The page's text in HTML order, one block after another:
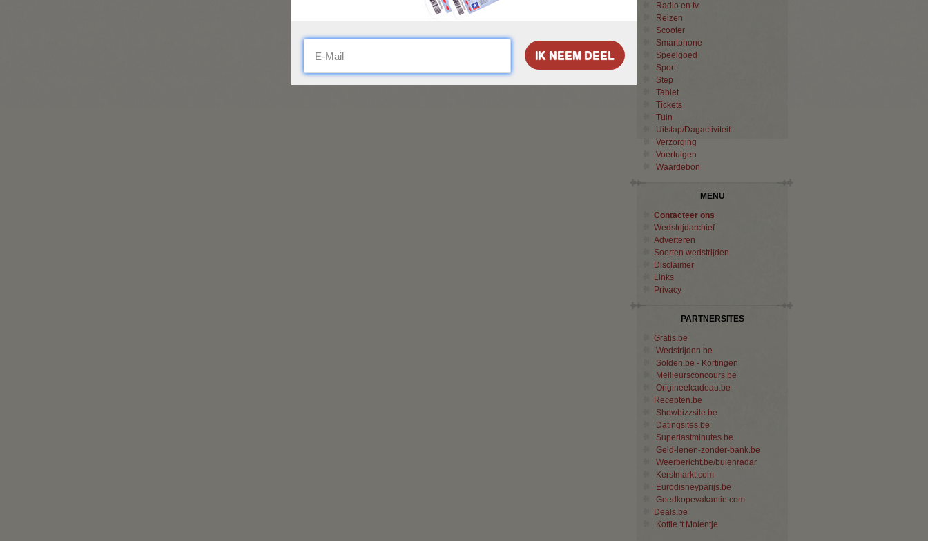
Radio en tv
Reizen
Scooter
Smartphone
Speelgoed
Sport
Step
Tablet
Tickets
Tuin
Uitstap/Dagactiviteit
Verzorging
Voertuigen
Waardebon
MENU
Contacteer ons
Wedstrijdarchief
Adverteren
Soorten wedstrijden
Disclaimer
Links
Privacy
PARTNERSITES
Gratis.be
Wedstrijden.be
Solden.be - Kortingen
Meilleursconcours.be
Origineelcadeau.be
Recepten.be
Showbizzsite.be
Datingsites.be
Superlastminutes.be
Geld-lenen-zonder-bank.be
Weerbericht.be/buienradar
Kerstmarkt.com
Eurodisneyparijs.be
Goedkopevakantie.com
Deals.be
Koffie ‘t Molentje